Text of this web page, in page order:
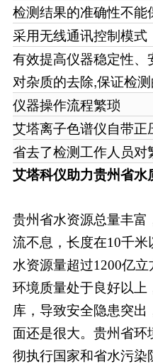
检测结果的准确性不能
采用无线通讯控制模式
有效提高仪器稳定性
对杂质的去除,保证检
仪器操作流程繁琐
艾塔离子色谱仪自带正
省去了检测工作人员
艾塔科仪助力贵州省水
贵州省水资源总量丰富
流不息，长度在10千
水资源量超过1200亿
环境质量处于良好以上
库，导致安全隐患突
面还是很大。贵州省环
彻执行国家和省水污染